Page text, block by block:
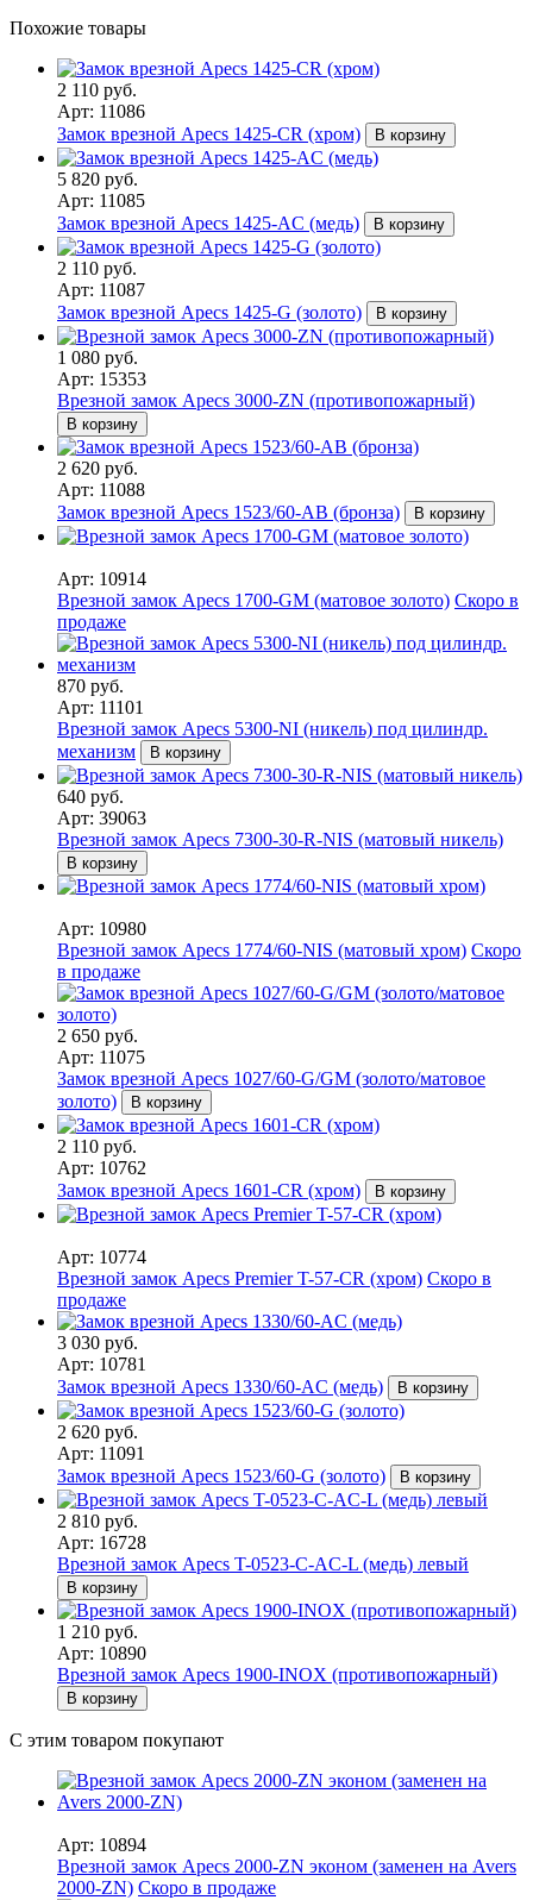
Похожие товары
2 110 руб.
Арт: 11086
Замок врезной Apecs 1425-CR (хром)
В корзину
5 820 руб.
Арт: 11085
Замок врезной Apecs 1425-AC (медь)
В корзину
2 110 руб.
Арт: 11087
Замок врезной Apecs 1425-G (золото)
В корзину
1 080 руб.
Арт: 15353
Врезной замок Apecs 3000-ZN (противопожарный)
В корзину
2 620 руб.
Арт: 11088
Замок врезной Apecs 1523/60-AB (бронза)
В корзину
Арт: 10914
Врезной замок Apecs 1700-GM (матовое золото) Скоро в
продаже
870 руб.
Арт: 11101
Врезной замок Apecs 5300-NI (никель) под цилиндр.
механизм
В корзину
640 руб.
Арт: 39063
Врезной замок Apecs 7300-30-R-NIS (матовый никель)
В корзину
Арт: 10980
Врезной замок Apecs 1774/60-NIS (матовый хром) Скоро
в продаже
2 650 руб.
Арт: 11075
Замок врезной Apecs 1027/60-G/GM (золото/матовое
золото)
В корзину
2 110 руб.
Арт: 10762
Замок врезной Apecs 1601-CR (хром)
В корзину
Арт: 10774
Врезной замок Apecs Premier T-57-CR (хром) Скоро в
продаже
3 030 руб.
Арт: 10781
Замок врезной Apecs 1330/60-AC (медь)
В корзину
2 620 руб.
Арт: 11091
Замок врезной Apecs 1523/60-G (золото)
В корзину
2 810 руб.
Арт: 16728
Врезной замок Apecs T-0523-C-AC-L (медь) левый
В корзину
1 210 руб.
Арт: 10890
Врезной замок Apecs 1900-INOX (противопожарный)
В корзину
С этим товаром покупают
Арт: 10894
Врезной замок Apecs 2000-ZN эконом (заменен на Avers
2000-ZN) Скоро в продаже